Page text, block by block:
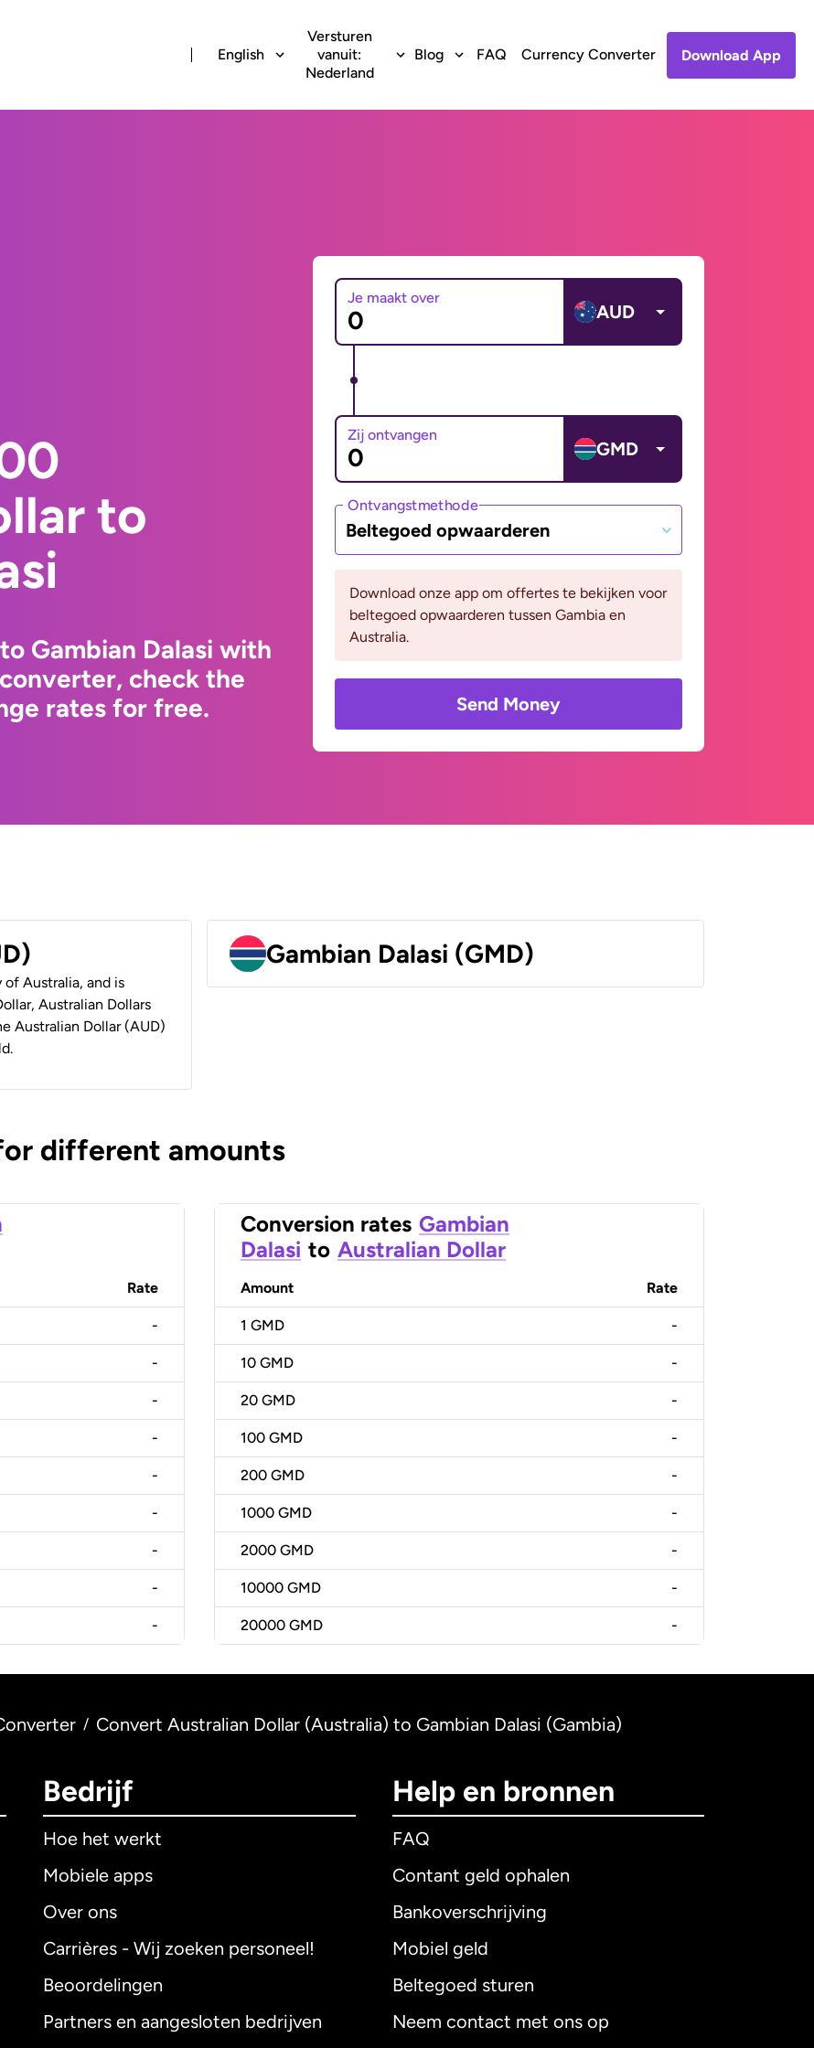
English
Versturen
vanuit:
Nederland
Blog FAQ Currency Converter Download App
to
Gambian Dalasi with
check the
rates for free.
Je maakt over
AUD
Zij ontvangen
GMD
Ontvangstmethode
Beltegoed opwaarderen
Download onze app om offertes te bekijken voor
beltegoed opwaarderen tussen Gambia en
Australia.
Send Money
Australia, and is
Australian Dollars
Australian Dollar (AUD)
Gambian Dalasi (GMD)
different amounts
Rate
-
-
-
-
-
-
-
-
-
Conversion rates Gambian
Dalasi to Australian Dollar
Amount Rate
1 GMD -
10 GMD -
20 GMD -
100 GMD -
200 GMD -
1000 GMD -
2000 GMD -
10000 GMD -
20000 GMD -
/ Convert Australian Dollar (Australia) to Gambian Dalasi (Gambia)
Bedrijf
Hoe het werkt
Mobiele apps
Over ons
Carrières - Wij zoeken personeel!
Beoordelingen
Partners en aangesloten bedrijven
Help en bronnen
FAQ
Contant geld ophalen
Bankoverschrijving
Mobiel geld
Beltegoed sturen
Neem contact met ons op